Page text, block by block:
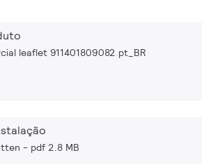
leaflet 911401809082 pt_BR
pdf 2.8 MB